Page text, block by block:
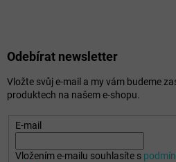
Odebírat newsletter
Vložte svůj e-mail a my vám budeme
produktech na našem e-shopu.
E-mail
Vložením e-mailu souhlasíte s